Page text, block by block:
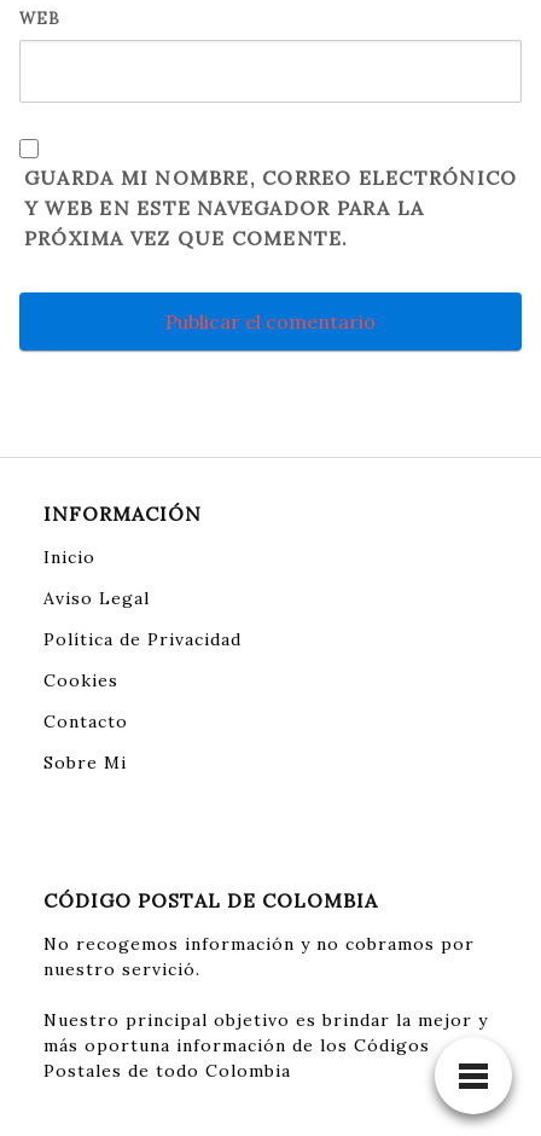
WEB
GUARDA MI NOMBRE, CORREO ELECTRÓNICO
Y WEB EN ESTE NAVEGADOR PARA LA
PRÓXIMA VEZ QUE COMENTE.
INFORMACIÓN
Inicio
Aviso Legal
Política de Privacidad
Cookies
Contacto
Sobre Mi
CÓDIGO POSTAL DE COLOMBIA
No recogemos información y no cobramos por
nuestro servició.
Nuestro principal objetivo es brindar la mejor y
más oportuna información de los Códigos
Postales de todo Colombia